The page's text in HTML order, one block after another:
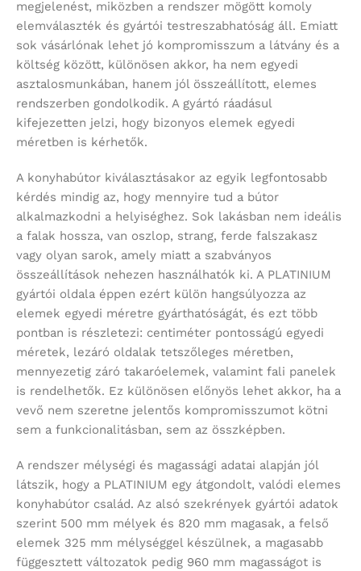
megjelenést, miközben a rendszer mögött komoly
elemválaszték és gyártói testreszabhatóság áll. Emiatt
sok vásárlónak lehet jó kompromisszum a látvány és a
költség között, különösen akkor, ha nem egyedi
asztalosmunkában, hanem jól összeállított, elemes
rendszerben gondolkodik. A gyártó ráadásul
kifejezetten jelzi, hogy bizonyos elemek egyedi
méretben is kérhetők.
A konyhabútor kiválasztásakor az egyik legfontosabb
kérdés mindig az, hogy mennyire tud a bútor
alkalmazkodni a helyiséghez. Sok lakásban nem ideális
a falak hossza, van oszlop, strang, ferde falszakasz
vagy olyan sarok, amely miatt a szabványos
összeállítások nehezen használhatók ki. A PLATINIUM
gyártói oldala éppen ezért külön hangsúlyozza az
elemek egyedi méretre gyárthatóságát, és ezt több
pontban is részletezi: centiméter pontosságú egyedi
méretek, lezáró oldalak tetszőleges méretben,
mennyezetig záró takaróelemek, valamint fali panelek
is rendelhetők. Ez különösen előnyös lehet akkor, ha a
vevő nem szeretne jelentős kompromisszumot kötni
sem a funkcionalitásban, sem az összképben.
A rendszer mélységi és magassági adatai alapján jól
látszik, hogy a PLATINIUM egy átgondolt, valódi elemes
konyhabútor család. Az alsó szekrények gyártói adatok
szerint 500 mm mélyek és 820 mm magasak, a felső
elemek 325 mm mélységgel készülnek, a magasabb
függesztett változatok pedig 960 mm magasságot is